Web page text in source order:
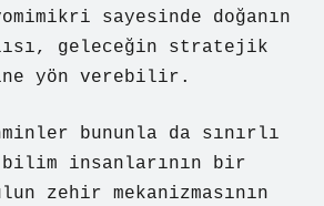
sayesinde doğanın
geleceğin stratejik
yön verebilir.
bununla da sınırlı
insanlarının bir
zehir mekanizmasının